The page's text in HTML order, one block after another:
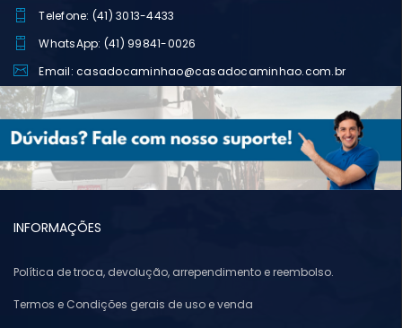
Telefone: (41) 3013-4433
WhatsApp: (41) 99841-0026
Email: casadocaminhao@casadocaminhao.com.br
INFORMAÇÕES
Política de troca, devolução, arrependimento e reembolso.
Termos e Condições gerais de uso e venda